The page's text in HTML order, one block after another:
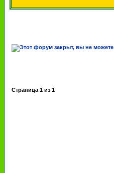
Страница 1 из 1